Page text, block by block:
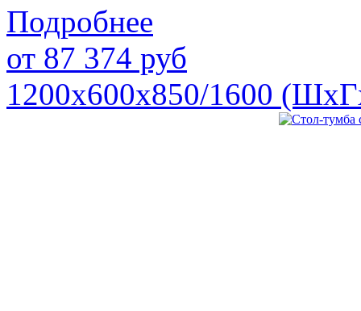
Подробнее
от 87 374 руб
1200х600х850/1600